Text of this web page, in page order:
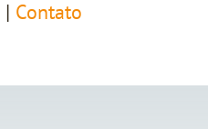
Contato